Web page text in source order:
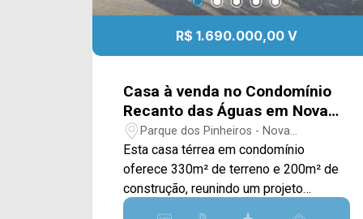
R$ 1.690.000,00 V
Casa à venda no Condomínio
Recanto das Águas em Nova
Odessa/SP
Parque dos Pinheiros - Nova
Odessa/SP
Esta casa térrea em condomínio
oferece 330m² de terreno e 200m² de
construção, reunindo um projeto
contemporâneo, ambientes amplos e